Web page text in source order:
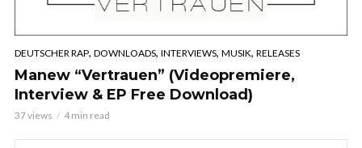
DEUTSCHER RAP, DOWNLOADS, INTERVIEWS, MUSIK, RELEASES
Manew “Vertrauen” (Videopremiere,
Interview & EP Free Download)
37 views 4 min read